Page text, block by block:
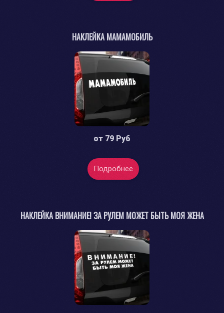
НАКЛЕЙКА МАМАМОБИЛЬ
от 79 Руб
Подробнее
НАКЛЕЙКА ВНИМАНИЕ! ЗА РУЛЕМ МОЖЕТ БЫТЬ МОЯ ЖЕНА